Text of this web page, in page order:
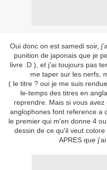
Oui donc on est samedi soir,
punition de japonais que je
livre :D ), et j'ai toujours pas
me taper sur les nerfs,
( le titre ? oui je me suis
le-temps des titres en
reprendre. Mais si vous
anglophones font reference a
le premier qui m'en donne 4
dessin de ce qu'il veut
APRES que